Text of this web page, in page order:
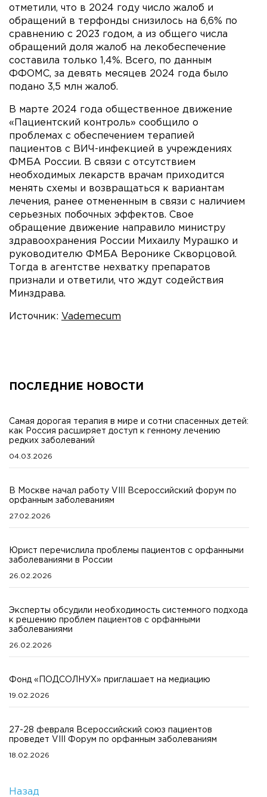
отметили, что в 2024 году число жалоб и
обращений в терфонды снизилось на 6,6% по
сравнению с 2023 годом, а из общего числа
обращений доля жалоб на лекобеспечение
составила только 1,4%. Всего, по данным
ФФОМС, за девять месяцев 2024 года было
подано 3,5 млн жалоб.
В марте 2024 года общественное движение
«Пациентский контроль» сообщило о
проблемах с обеспечением терапией
пациентов с ВИЧ-инфекцией в учреждениях
ФМБА России. В связи с отсутствием
необходимых лекарств врачам приходится
менять схемы и возвращаться к вариантам
лечения, ранее отмененным в связи с наличием
серьезных побочных эффектов. Свое
обращение движение направило министру
здравоохранения России Михаилу Мурашко и
руководителю ФМБА Веронике Скворцовой.
Тогда в агентстве нехватку препаратов
признали и ответили, что ждут содействия
Минздрава.
Источник: Vademecum
ПОСЛЕДНИЕ НОВОСТИ
Самая дорогая терапия в мире и сотни спасенных детей:
как Россия расширяет доступ к генному лечению
редких заболеваний
04.03.2026
В Москве начал работу VIII Всероссийский форум по
орфанным заболеваниям
27.02.2026
Юрист перечислила проблемы пациентов с орфанными
заболеваниями в России
26.02.2026
Эксперты обсудили необходимость системного подхода
к решению проблем пациентов с орфанными
заболеваниями
26.02.2026
Фонд «ПОДСОЛНУХ» приглашает на медиацию
19.02.2026
27-28 февраля Всероссийский союз пациентов
проведет VIII Форум по орфанным заболеваниям
18.02.2026
Назад